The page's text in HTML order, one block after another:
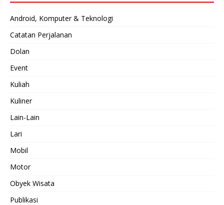
Android, Komputer & Teknologi
Catatan Perjalanan
Dolan
Event
Kuliah
Kuliner
Lain-Lain
Lari
Mobil
Motor
Obyek Wisata
Publikasi